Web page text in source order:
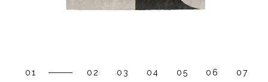
01 02 03 04 05 06
07